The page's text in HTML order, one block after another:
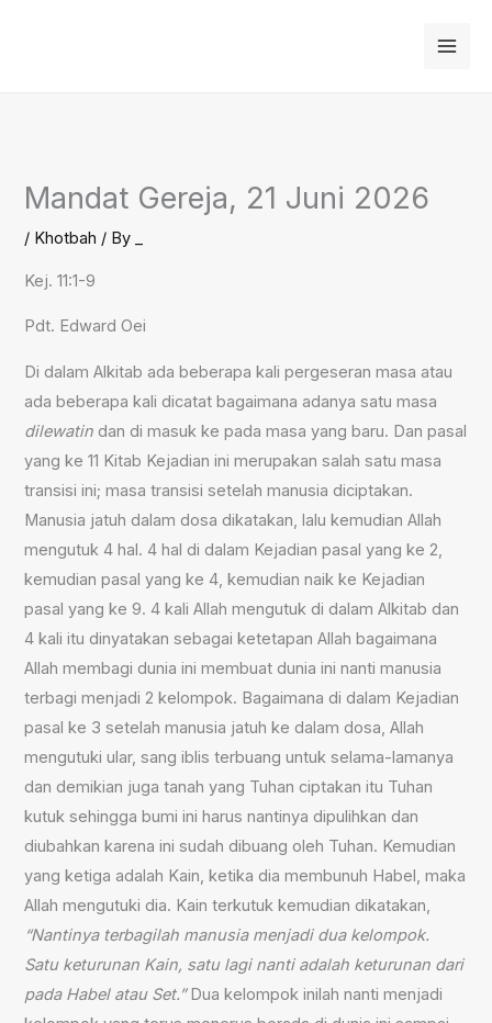
Mandat Gereja, 21 Juni 2026
/ Khotbah / By
Kej. 11:1-9
Pdt. Edward Oei
Di dalam Alkitab ada beberapa kali pergeseran masa atau
ada beberapa kali dicatat bagaimana adanya satu masa
dilewatin dan di masuk ke pada masa yang baru. Dan pasal
yang ke 11 Kitab Kejadian ini merupakan salah satu masa
transisi ini; masa transisi setelah manusia diciptakan.
Manusia jatuh dalam dosa dikatakan, lalu kemudian Allah
mengutuk 4 hal. 4 hal di dalam Kejadian pasal yang ke 2,
kemudian pasal yang ke 4, kemudian naik ke Kejadian
pasal yang ke 9. 4 kali Allah mengutuk di dalam Alkitab dan
4 kali itu dinyatakan sebagai ketetapan Allah bagaimana
Allah membagi dunia ini membuat dunia ini nanti manusia
terbagi menjadi 2 kelompok. Bagaimana di dalam Kejadian
pasal ke 3 setelah manusia jatuh ke dalam dosa, Allah
mengutuki ular, sang iblis terbuang untuk selama-lamanya
dan demikian juga tanah yang Tuhan ciptakan itu Tuhan
kutuk sehingga bumi ini harus nantinya dipulihkan dan
diubahkan karena ini sudah dibuang oleh Tuhan. Kemudian
yang ketiga adalah Kain, ketika dia membunuh Habel, maka
Allah mengutuki dia. Kain terkutuk kemudian dikatakan,
“Nantinya terbagilah manusia menjadi dua kelompok.
Satu keturunan Kain, satu lagi nanti adalah keturunan dari
pada Habel atau Set.”Dua kelompok inilah nanti menjadi